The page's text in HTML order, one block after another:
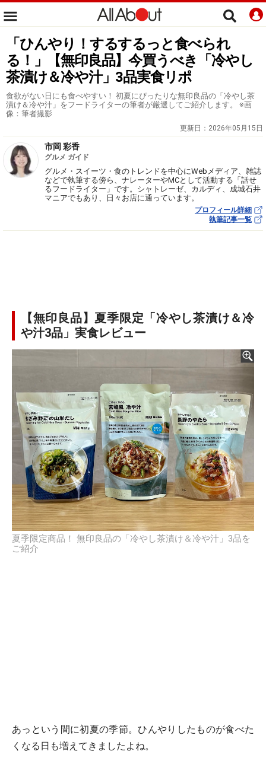
「ひんやり！するするっと食べられ
る！」【無印良品】今買うべき「冷やし
茶漬け＆冷や汁」3品実食リポ
食欲がない日にも食べやすい！ 初夏にぴったりな無印良品の「冷やし茶
漬け＆冷や汁」をフードライターの筆者が厳選してご紹介します。 ※画
像：筆者撮影
更新日： 2026年05月15日
市岡 彩香
グルメ ガイド
グルメ・スイーツ・食のトレンドを中心にWebメディア、雑誌
などで執筆する傍ら、ナレーターやMCとして活動する「話せ
るフードライター」です。シャトレーゼ、カルディ、成城石井
マニアでもあり、日々お店に通っています。
プロフィール詳細
執筆記事一覧
【無印良品】夏季限定「冷やし茶漬け＆冷
や汁3品」実食レビュー
夏季限定商品！ 無印良品の「冷やし茶漬け＆冷や汁」3品を
ご紹介
あっという間に初夏の季節。ひんやりしたものが食べた
くなる日も増えてきましたよね。